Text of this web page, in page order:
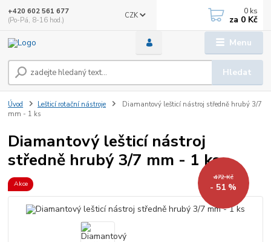
Menu
CZK
Hledat
+420 602 561 677
(Po-Pá, 8-16 hod.)
0 ks
za 0 Kč
Úvod Lešticí rotační nástroje
Diamantový lešticí nástroj středně hrubý 3/7
mm - 1 ks
Diamantový lešticí nástroj
středně hrubý 3/7 mm - 1 ks
Akce
472 Kč
- 51 %